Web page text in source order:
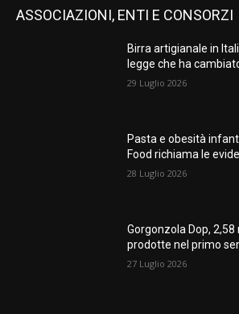
ASSOCIAZIONI, ENTI E CONSORZI
Birra artigianale in
legge che ha
29 Luglio 2026
Pasta e obesità
Food richiama le
28 Luglio 2026
Gorgonzola Dop,
prodotte nel primo
27 Luglio 2026